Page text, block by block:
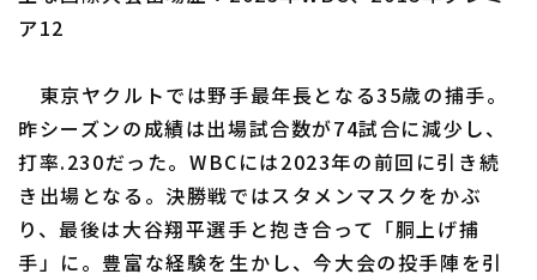
ア12
東京ヤクルトでは野手最年長となる35歳の捕手。
昨シーズンの成績は出場試合数が74試合に減少し、
打率.230だった。WBCには2023年の前回に引き続
き出場となる。決勝戦ではスタメンマスクをかぶ
り、最後は大谷翔平選手と抱き合って「胴上げ捕
手」に。豊富な経験を生かし、今大会の投手陣を引